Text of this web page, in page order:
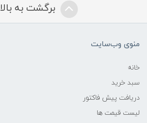
برگشت به بالا
منوی وب‌سایت
خانه
سبد خرید
دریافت پیش فاکتور
لیست قیمت ها